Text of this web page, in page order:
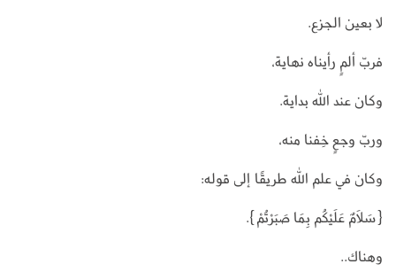
لا بعين الجزع.
فربّ ألمٍ رأيناه نهاية،
وكان عند الله بداية.
وربّ وجعٍ خِفنا منه،
وكان في علم الله طريقًا إلى قوله:
{سَلَامٌ عَلَيْكُم بِمَا صَبَرْتُمْ}.
وهناك..